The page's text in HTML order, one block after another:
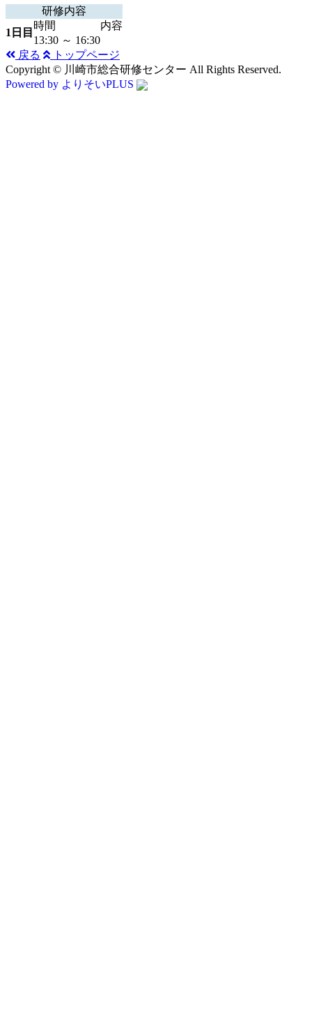
研修内容
1日目
時間
内容
13:30 ～ 16:30
戻る
トップページ
Copyright © 川崎市総合研修センター All Rights Reserved.
Powered by よりそいPLUS